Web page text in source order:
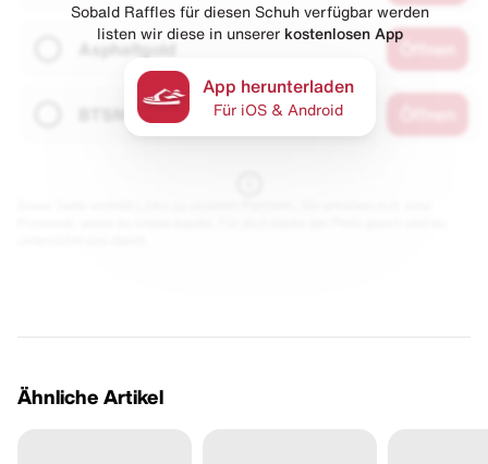
Asphaltgold
Sobald Raffles für diesen Schuh verfügbar werden
listen wir diese in unserer kostenlosen App
App herunterladen
Für iOS & Android
Ähnliche Artikel